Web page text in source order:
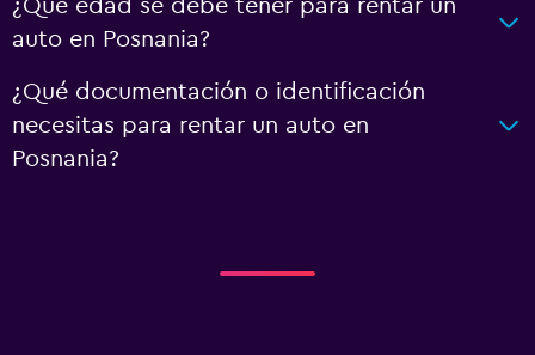
¿Qué edad se debe tener para rentar un
auto en Posnania?
¿Qué documentación o identificación
necesitas para rentar un auto en
Posnania?